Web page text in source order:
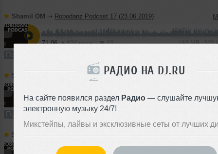
РАДИО НА DJ.RU
На сайте появился раздел Радио — слушайте
электронную музыку 24/7!
Микстейпы, лайвы и эксклюзивные сеты от лучших
Shamil ОМ ➝ Robodanz Podcast 17 (23.06.2019)
71:06 824 раза 23 163 MB, 320
Подкаст
Shamil ОМ Robodanz Podcast 16 (16.06.2019)
68:22 227 раз 9 125 MB, 256
Подкаст В плейлист
Shamil ОМ